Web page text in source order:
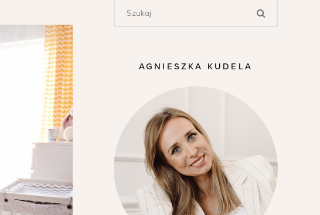
AGNIESZKA KUDELA